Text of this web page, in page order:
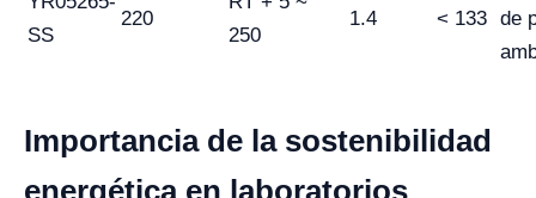
SS
220
250
1.4 < 133 de
Importancia de la sostenibilidad